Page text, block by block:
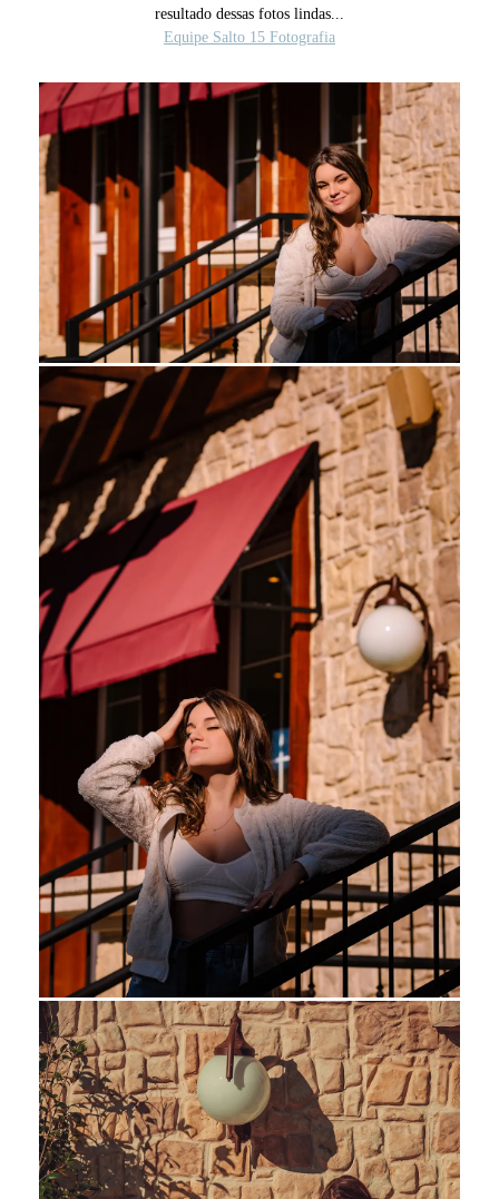
resultado dessas fotos lindas...
Equipe Salto 15 Fotografia